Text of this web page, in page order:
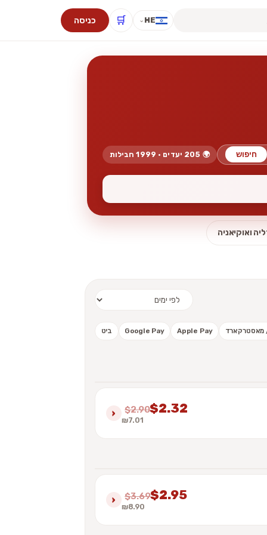
HE
⌄
🛒 כניסה
חיפוש 🌍 205 יעדים · 1999 חבילות
ואוקיאניה
/ מאסטרקארד Apple Pay
Google Pay ביט
$2.90$2.32
₪7.01
›
$3.69$2.95
₪8.90
›